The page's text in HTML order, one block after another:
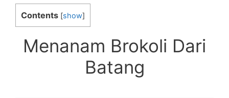
Contents [show]
Menanam Brokoli Dari
Batang